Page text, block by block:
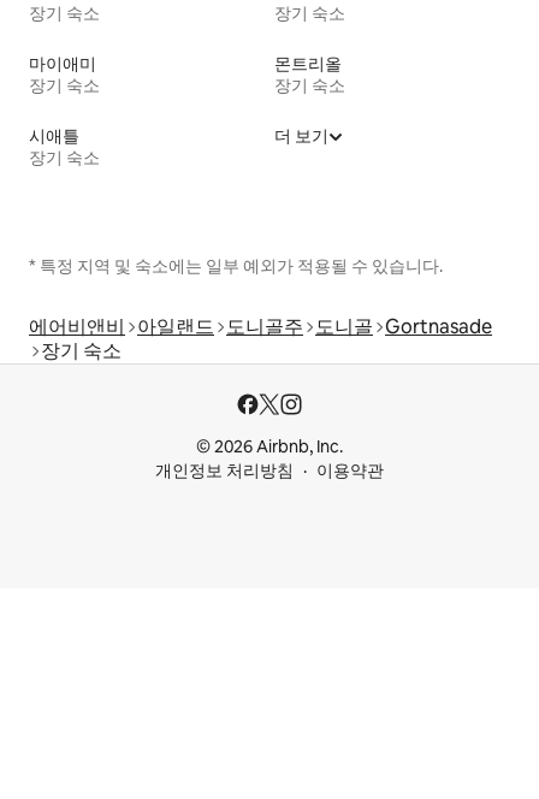
장기 숙소
장기 숙소
마이애미
장기 숙소
몬트리올
장기 숙소
시애틀
장기 숙소
더 보기
* 특정 지역 및 숙소에는 일부 예외가 적용될 수 있습니다.
에어비앤비 아일랜드 도니골주 도니골 Gortnasade
장기 숙소
© 2026 Airbnb, Inc.
개인정보 처리방침
이용약관